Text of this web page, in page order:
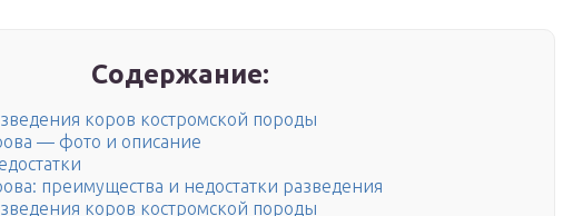
Содержание:
коров костромской породы
— фото и описание
преимущества и недостатки разведения
коров костромской породы